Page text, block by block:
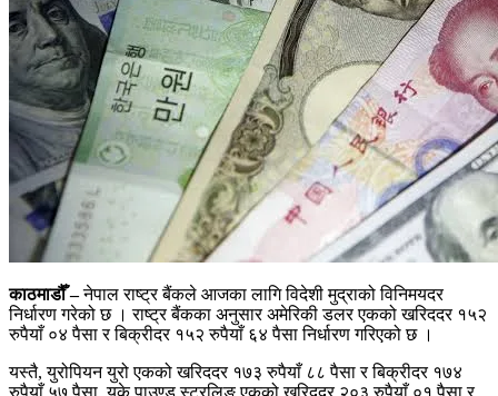
काठमाडौँ –नेपाल राष्ट्र बैंकले आजका लागि विदेशी मुद्राको विनिमयदर
निर्धारण गरेको छ । राष्ट्र बैंकका अनुसार अमेरिकी डलर एकको खरिददर १५२
रुपैयाँ ०४ पैसा र बिक्रीदर १५२ रुपैयाँ ६४ पैसा निर्धारण गरिएको छ ।
यस्तै, युरोपियन युरो एकको खरिददर १७३ रुपैयाँ ८८ पैसा र बिक्रीदर १७४